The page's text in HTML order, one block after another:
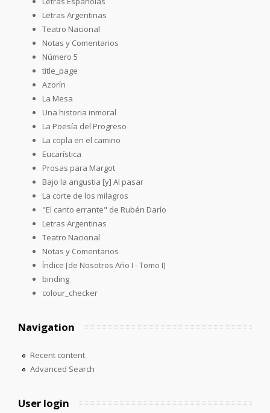
Letras Argentinas
Teatro Nacional
Notas y Comentarios
Número 5
title_page
Azorín
La Mesa
Una historia inmoral
La Poesía del Progreso
La copla en el camino
Eucarística
Prosas para Margot
Bajo la angustia [y] Al pasar
La corte de los milagros
"El canto errante" de Rubén Darío
Letras Argentinas
Teatro Nacional
Notas y Comentarios
Índice [de Nosotros Año I - Tomo I]
binding
colour_checker
Navigation
Recent content
Advanced Search
User login